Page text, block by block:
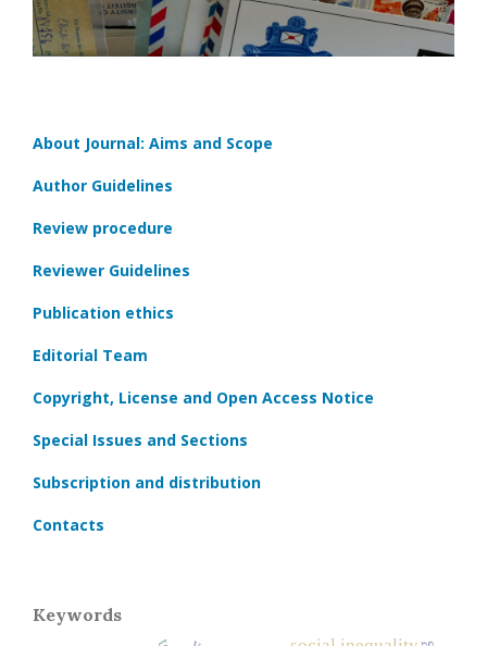
About Journal: Aims and Scope
Author Guidelines
Review procedure
Reviewer Guidelines
Publication ethics
Editorial Team
Copyright, License and Open Access Notice
Special Issues and Sections
Subscription and distribution
Contacts
Keywords